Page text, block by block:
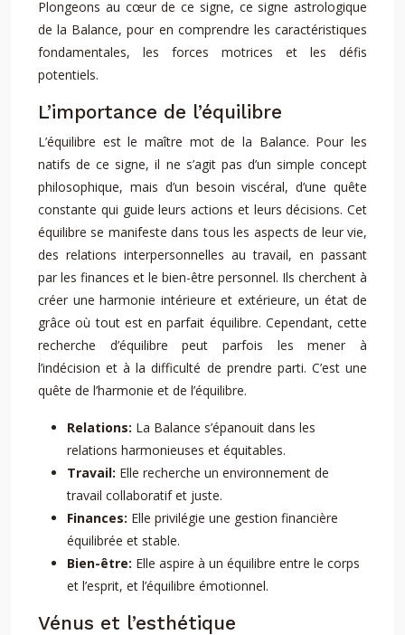
Plongeons au cœur de ce signe, ce signe astrologique
de la Balance, pour en comprendre les caractéristiques
fondamentales, les forces motrices et les défis
potentiels.
L’importance de l’équilibre
L’équilibre est le maître mot de la Balance. Pour les
natifs de ce signe, il ne s’agit pas d’un simple concept
philosophique, mais d’un besoin viscéral, d’une quête
constante qui guide leurs actions et leurs décisions. Cet
équilibre se manifeste dans tous les aspects de leur vie,
des relations interpersonnelles au travail, en passant
par les finances et le bien-être personnel. Ils cherchent à
créer une harmonie intérieure et extérieure, un état de
grâce où tout est en parfait équilibre. Cependant, cette
recherche d’équilibre peut parfois les mener à
l’indécision et à la difficulté de prendre parti. C’est une
quête de l’harmonie et de l’équilibre.
Relations: La Balance s’épanouit dans les
relations harmonieuses et équitables.
Travail: Elle recherche un environnement de
travail collaboratif et juste.
Finances: Elle privilégie une gestion financière
équilibrée et stable.
Bien-être: Elle aspire à un équilibre entre le corps
et l’esprit, et l’équilibre émotionnel.
Vénus et l’esthétique